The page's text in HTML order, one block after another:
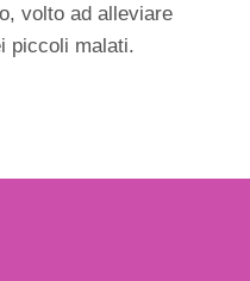
volto ad alleviare
piccoli malati.